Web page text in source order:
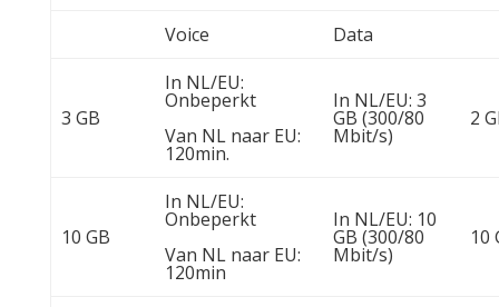
Voice
Data
3 GB
In NL/EU:
Onbeperkt
Van NL naar EU:
120min.
In NL/EU: 3
GB (300/80
Mbit/s)
2
10 GB
In NL/EU:
Onbeperkt
Van NL naar EU:
120min
In NL/EU: 10
GB (300/80
Mbit/s)
10